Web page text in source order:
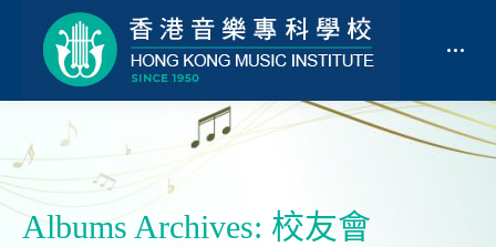
Albums Archives: 校友會